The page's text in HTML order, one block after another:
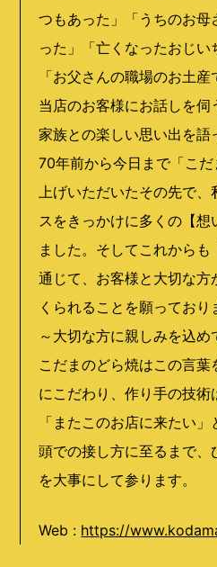
つもあった」「うちのお
った」「亡くなったおじい
「お父さんの職場のお土産
当店のお客様にお話しを
家族との楽しい思い出を語
70年前から今日まで「こ
上げいただいたその先で
スをきっかけに多くの【想
ました。そしてこれから
通じて、お客様と大切な方
くられることを願っており
～大切な方に親しみを込め
こだまのどら焼はこの言
にこだわり、作り手の技術
「またこのお店に来たい
頭での接し方に至るまで
を大事にして参ります。
Web : https://